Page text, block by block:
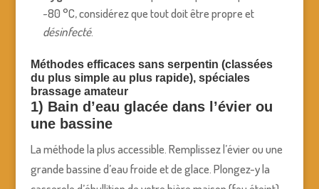
~80 °C, considérez que tout doit être propre et
désinfecté.
Méthodes efficaces sans serpentin (classées
du plus simple au plus rapide), spéciales
brassage amateur
1) Bain d’eau glacée dans l’évier ou
une bassine
La méthode la plus accessible. Remplissez l’évier ou une
grande bassine d’eau froide et de glace. Plongez-y la